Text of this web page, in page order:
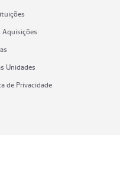
Aquisições
Unidades
de Privacidade